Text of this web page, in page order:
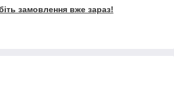
замовлення вже зараз!